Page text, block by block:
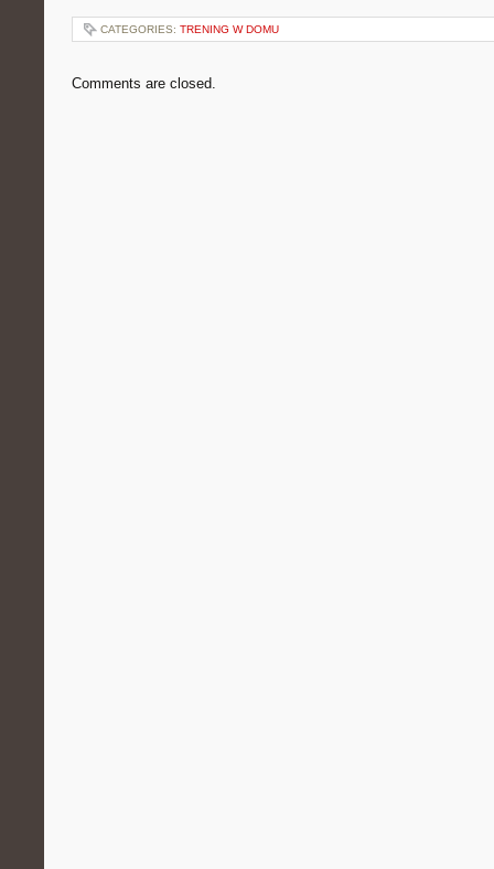
CATEGORIES: TRENING W DOMU
Comments are closed.